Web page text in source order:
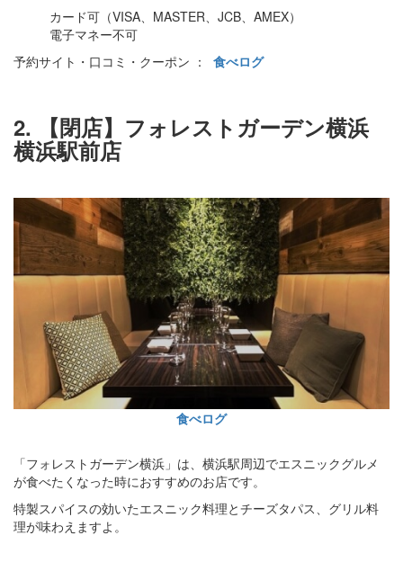
カード可（VISA、MASTER、JCB、AMEX）
電子マネー不可
予約サイト・口コミ・クーポン ： 食べログ
2. 【閉店】フォレストガーデン横浜
横浜駅前店
食べログ
「フォレストガーデン横浜」は、横浜駅周辺でエスニックグルメ
が食べたくなった時におすすめのお店です。
特製スパイスの効いたエスニック料理とチーズタパス、グリル料
理が味わえますよ。